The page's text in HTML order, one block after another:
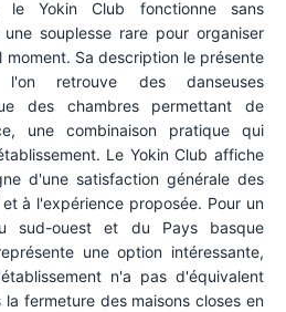
le Yokin Club fonctionne sans
souplesse rare pour organiser
moment. Sa description le présente
retrouve des danseuses
des chambres permettant de
une combinaison pratique qui
Le Yokin Club affiche
d'une satisfaction générale des
à l'expérience proposée. Pour un
sud-ouest et du Pays basque
une option intéressante,
n'a pas d'équivalent
fermeture des maisons closes en